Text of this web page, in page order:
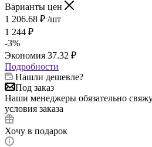
Варианты цен
1 206.68 ₽ /шт
1 244 ₽
-3%
Экономия 37.32 ₽
Подробности
Нашли дешевле?
Под заказ
Наши менеджеры обязательно
условия заказа
Хочу в подарок